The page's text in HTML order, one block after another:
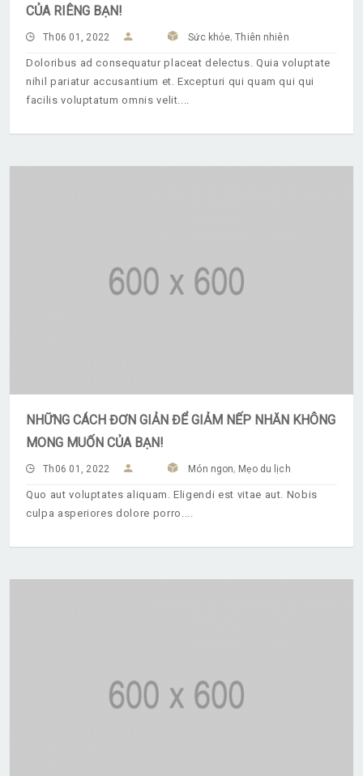
CỦA RIÊNG BẠN!
Th06 01, 2022 Sức khỏe,Thiên nhiên
Doloribus ad consequatur placeat delectus. Quia voluptate
nihil pariatur accusantium et. Excepturi qui quam qui qui
facilis voluptatum omnis velit.
NHỮNG CÁCH ĐƠN GIẢN ĐỂ GIẢM NẾP NHĂN KHÔNG
MONG MUỐN CỦA BẠN!
Th06 01, 2022 Món ngon, Mẹo du lịch
Quo aut voluptates aliquam. Eligendi est vitae aut. Nobis
culpa asperiores dolore porro.